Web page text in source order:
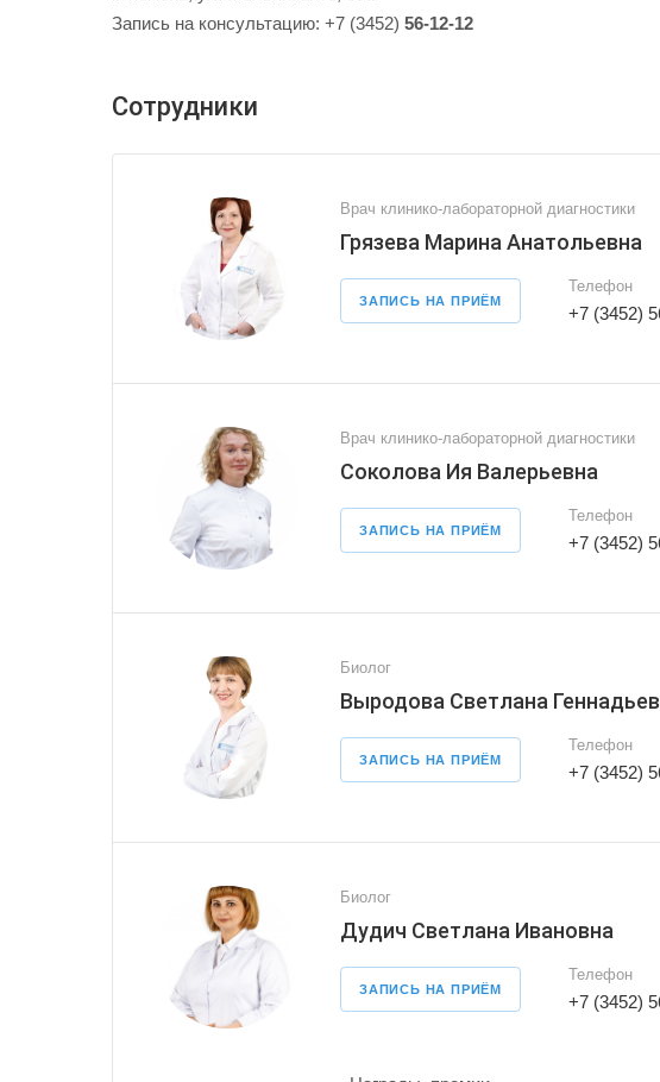
Запись на консультацию: +7 (3452) 56-12-12
Сотрудники
Врач клинико-лабораторной диагностики
Грязева Марина Анатольевна
ЗАПИСЬ НА ПРИЁМ
Телефон
+7 (3452)
Врач клинико-лабораторной диагностики
Соколова Ия Валерьевна
ЗАПИСЬ НА ПРИЁМ
Телефон
+7 (3452)
Биолог
Выродова Светлана
ЗАПИСЬ НА ПРИЁМ
Телефон
+7 (3452)
Биолог
Дудич Светлана Ивановна
ЗАПИСЬ НА ПРИЁМ
Телефон
+7 (3452)